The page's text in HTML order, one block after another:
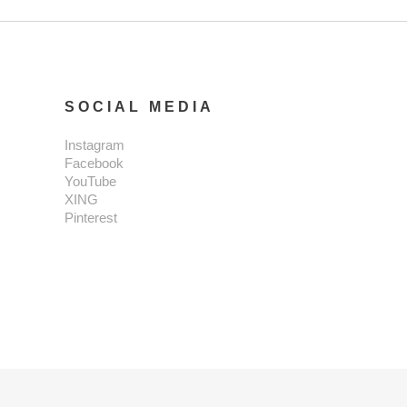
SOCIAL MEDIA
Instagram
Facebook
YouTube
XING
Pinterest